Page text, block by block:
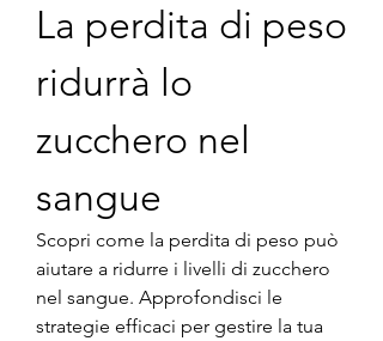
La perdita di peso
ridurrà lo
zucchero nel
sangue
Scopri come la perdita di peso può
aiutare a ridurre i livelli di zucchero
nel sangue. Approfondisci le
strategie efficaci per gestire la tua